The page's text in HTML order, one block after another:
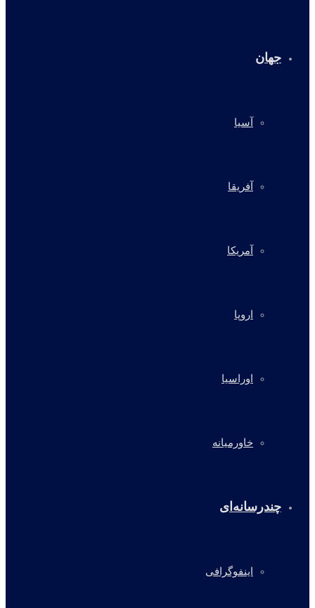
جهان
آسیا
آفریقا
آمریکا
اروپا
اوراسیا
خاورمیانه
چندرسانه‌ای
اینفوگرافی